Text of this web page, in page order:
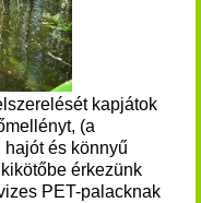
kapjátok
(a
hajót és könnyű
érkezünk
PET-palacknak